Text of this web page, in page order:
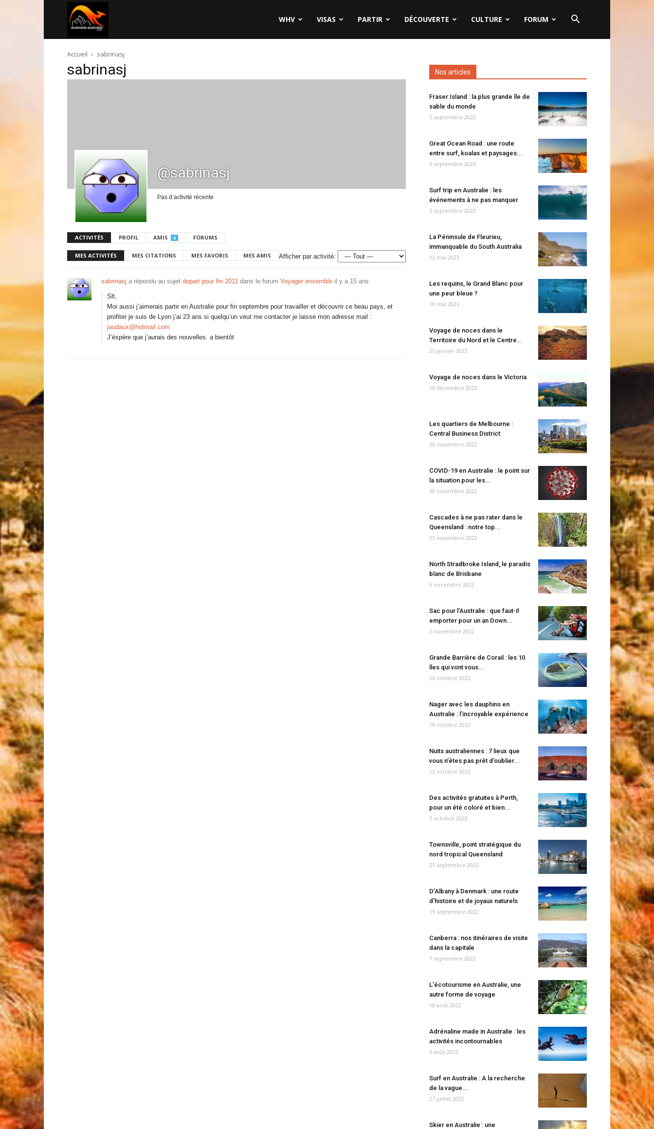
australie.com
WHV VISAS PARTIR DÉCOUVERTE CULTURE FORUM
Accueil sabrinasj
sabrinasj
@sabrinasj
Pas d’activité récente
ACTIVITÉS PROFIL AMIS 0 FORUMS
MES ACTIVITÉS MES CITATIONS MES FAVORIS MES AMIS Afficher par activité:
sabrinasj a répondu au sujet depart pour fin 2011 dans le forum Voyager ensemble il y a 15 ans
Slt,
Moi aussi j’aimerais partir en Australie pour fin septembre pour travailler et découvrir ce beau pays, et
profiter je suis de Lyon j’ai 23 ans si quelqu’un veut me contacter je laisse mon adresse mail :
jaudaux@hotmail.com
J’éspère que j’aurais des nouvelles. a bientôt
Nos articles
Fraser Island : la plus grande île de
sable du monde
5 septembre 2023
Great Ocean Road : une route
entre surf, koalas et paysages...
5 septembre 2023
Surf trip en Australie : les
événements à ne pas manquer
5 septembre 2023
La Péninsule de Fleurieu,
immanquable du South Australia
12 mai 2023
Les requins, le Grand Blanc pour
une peur bleue ?
10 mai 2023
Voyage de noces dans le
Territoire du Nord et le Centre...
25 janvier 2023
Voyage de noces dans le Victoria
19 décembre 2022
Les quartiers de Melbourne :
Central Business District
30 novembre 2022
COVID-19 en Australie : le point sur
la situation pour les...
30 novembre 2022
Cascades à ne pas rater dans le
Queensland : notre top...
23 novembre 2022
North Stradbroke Island, le paradis
blanc de Brisbane
9 novembre 2022
Sac pour l’Australie : que faut-il
emporter pour un an Down...
2 novembre 2022
Grande Barrière de Corail : les 10
îles qui vont vous...
26 octobre 2022
Nager avec les dauphins en
Australie : l’incroyable expérience
19 octobre 2022
Nuits australiennes : 7 lieux que
vous n’êtes pas prêt d’oublier...
12 octobre 2022
Des activités gratuites à Perth,
pour un été coloré et bien...
5 octobre 2022
Townsville, point stratégique du
nord tropical Queensland
21 septembre 2022
D’Albany à Denmark : une route
d’histoire et de joyaux naturels
15 septembre 2022
Canberra : nos itinéraires de visite
dans la capitale
7 septembre 2022
L’écotourisme en Australie, une
autre forme de voyage
10 août 2022
Adrénaline made in Australie : les
activités incontournables
3 août 2022
Surf en Australie : A la recherche
de la vague...
27 juillet 2022
Skier en Australie : une